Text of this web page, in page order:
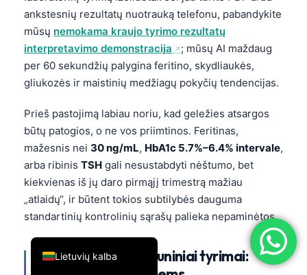
ankstesnių rezultatų nuotrauką telefonu, pabandykite
mūsų nemokama kraujo tyrimo rezultatų
interpretavimo demonstracija
; mūsų AI maždaug
per 60 sekundžių palygina feritino, skydliaukės,
gliukozės ir maistinių medžiagų pokyčių tendencijas.
Prieš pastojimą labiau noriu, kad geležies atsargos
būtų patogios, o ne vos priimtinos. Feritinas,
mažesnis nei 30 ng/mL, HbA1c 5.7%–6.4% intervale,
arba ribinis TSH gali nesustabdyti nėštumo, bet
kiekvienas iš jų daro pirmąjį trimestrą mažiau
„atlaidų“, ir būtent tokios subtilybės dauguma
standartinių kontrolinių sąrašų palieka nepaminėtos.
Uždegimo ir autoimuniniai tyrimai:
Lietuvių kalba
Deutsch
العربية
Français
עִבְרִית
Italiano
Ελληνικά
Türkçe
Română